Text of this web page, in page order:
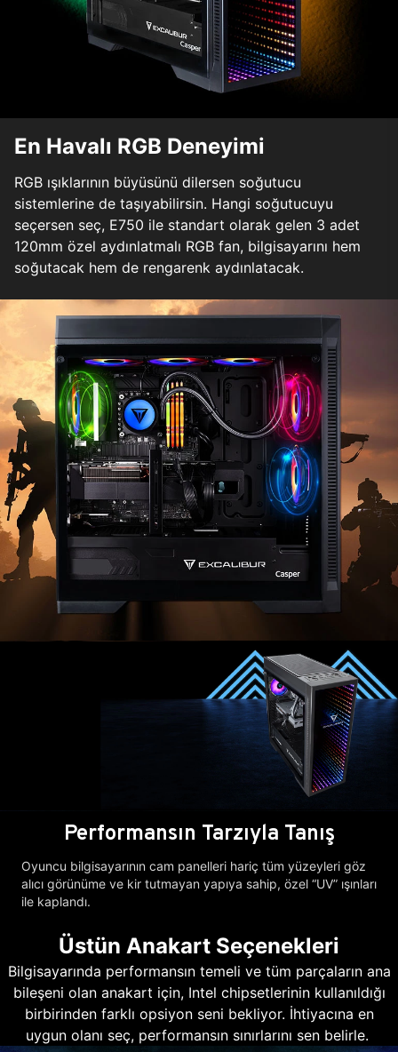
En Havalı RGB Deneyimi
RGB ışıklarının büyüsünü dilersen soğutucu
sistemlerine de taşıyabilirsin. Hangi soğutucuyu
seçersen seç, E750 ile standart olarak gelen 3 adet
120mm özel aydınlatmalı RGB fan, bilgisayarını hem
soğutacak hem de rengarenk aydınlatacak.
Performansın Tarzıyla Tanış
Oyuncu bilgisayarının cam panelleri hariç tüm yüzeyleri göz
alıcı görünüme ve kir tutmayan yapıya sahip, özel “UV” ışınları
ile kaplandı.
Üstün Anakart Seçenekleri
Bilgisayarında performansın temeli ve tüm parçaların ana
bileşeni olan anakart için, Intel chipsetlerinin kullanıldığı
birbirinden farklı opsiyon seni bekliyor. İhtiyacına en
uygun olanı seç, performansın sınırlarını sen belirle.